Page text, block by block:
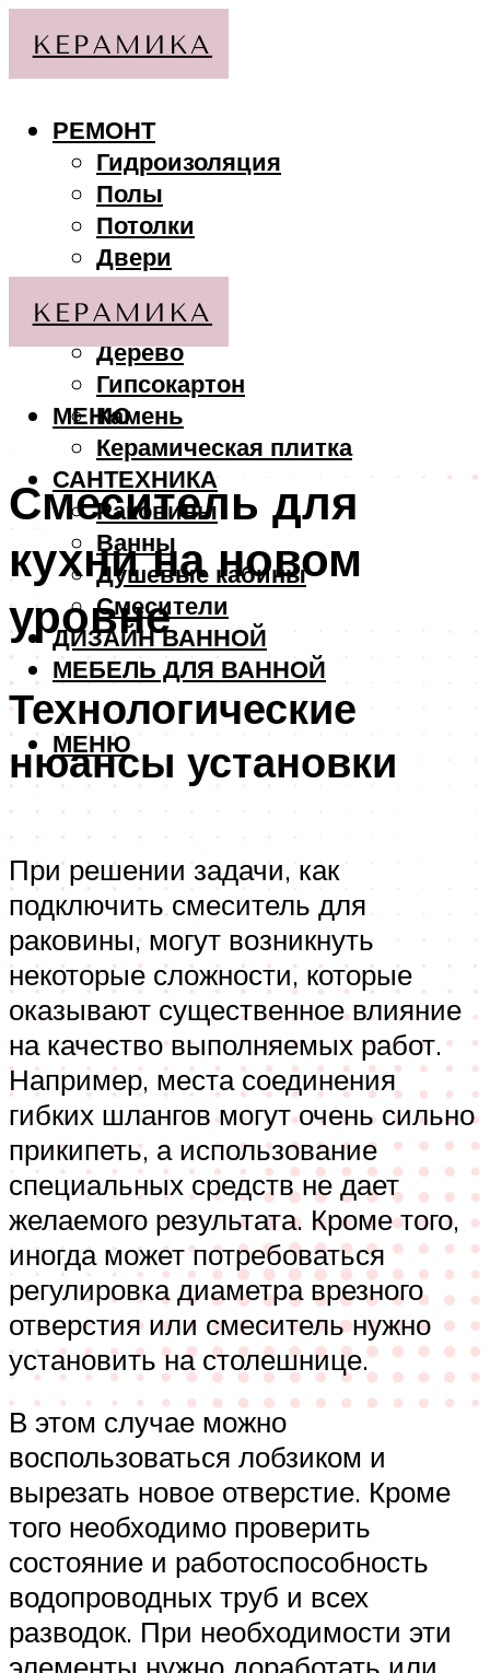
РЕМОНТ
Гидроизоляция
Полы
Потолки
Двери
МАТЕРИАЛЫ
Дерево
Гипсокартон
Камень
Керамическая плитка
САНТЕХНИКА
Раковины
Ванны
Душевые кабины
Смесители
ДИЗАЙН ВАННОЙ
МЕБЕЛЬ ДЛЯ ВАННОЙ
МЕНЮ
МЕНЮ
Смеситель для
кухни на новом
уровне
Технологические
нюансы установки
При решении задачи, как
подключить смеситель для
раковины, могут возникнуть
некоторые сложности, которые
оказывают существенное влияние
на качество выполняемых работ.
Например, места соединения
гибких шлангов могут очень сильно
прикипеть, а использование
специальных средств не дает
желаемого результата. Кроме того,
иногда может потребоваться
регулировка диаметра врезного
отверстия или смеситель нужно
установить на столешнице.
В этом случае можно
воспользоваться лобзиком и
вырезать новое отверстие. Кроме
того необходимо проверить
состояние и работоспособность
водопроводных труб и всех
разводок. При необходимости эти